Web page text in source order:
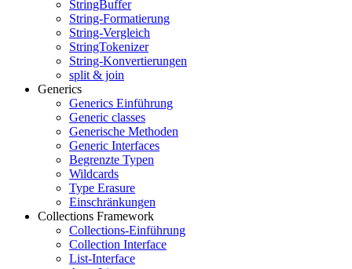
StringBuffer
String-Formatierung
String-Vergleich
StringTokenizer
String-Konvertierungen
split & join
Generics
Generics Einführung
Generic classes
Generische Methoden
Generic Interfaces
Begrenzte Typen
Wildcards
Type Erasure
Einschränkungen
Collections Framework
Collections-Einführung
Collection Interface
List-Interface